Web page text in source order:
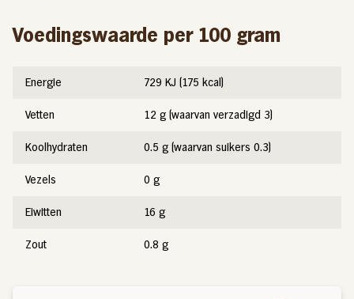
Voedingswaarde per 100 gram
Energie 729 KJ (175 kcal)
Vetten 12 g (waarvan verzadigd 3)
Koolhydraten 0.5 g (waarvan suikers 0.3)
Vezels 0 g
Eiwitten 16 g
Zout 0.8 g